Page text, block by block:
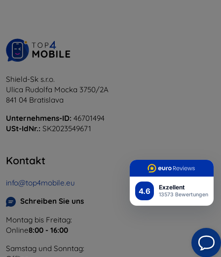
4.6 Exzellent
13573 Bewertungen
Shield-Sk s.r.o.
Ulica Rudolfa Mocka 3750/2A
841 04 Bratislava
Unternehmens-ID: 46701494
USt-IdNr.: SK2023549671
Kontakt
info@top4mobile.eu
Schreiben Sie uns
Montag bis Freitag:
Online8:00 - 16:00
Samstag und Sonntag: